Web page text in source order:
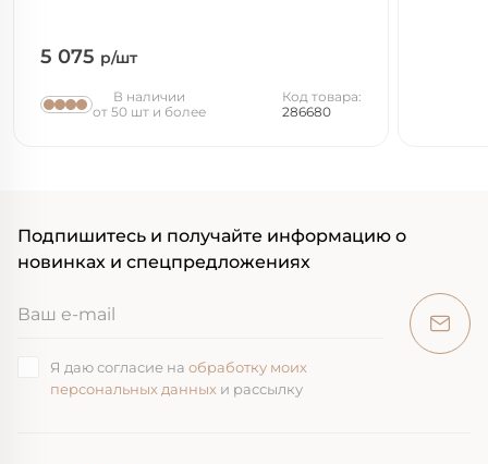
5 075 р/шт
В наличии
от 50 шт и более
Код товара:
286680
Подпишитесь и получайте информацию о
новинках и спецпредложениях
Я даю согласие на обработку моих
персональных данных и рассылку